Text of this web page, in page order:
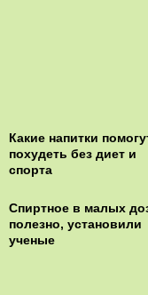
Какие напитки
похудеть без диет и
спорта
Спиртное в малых
полезно, установили
ученые